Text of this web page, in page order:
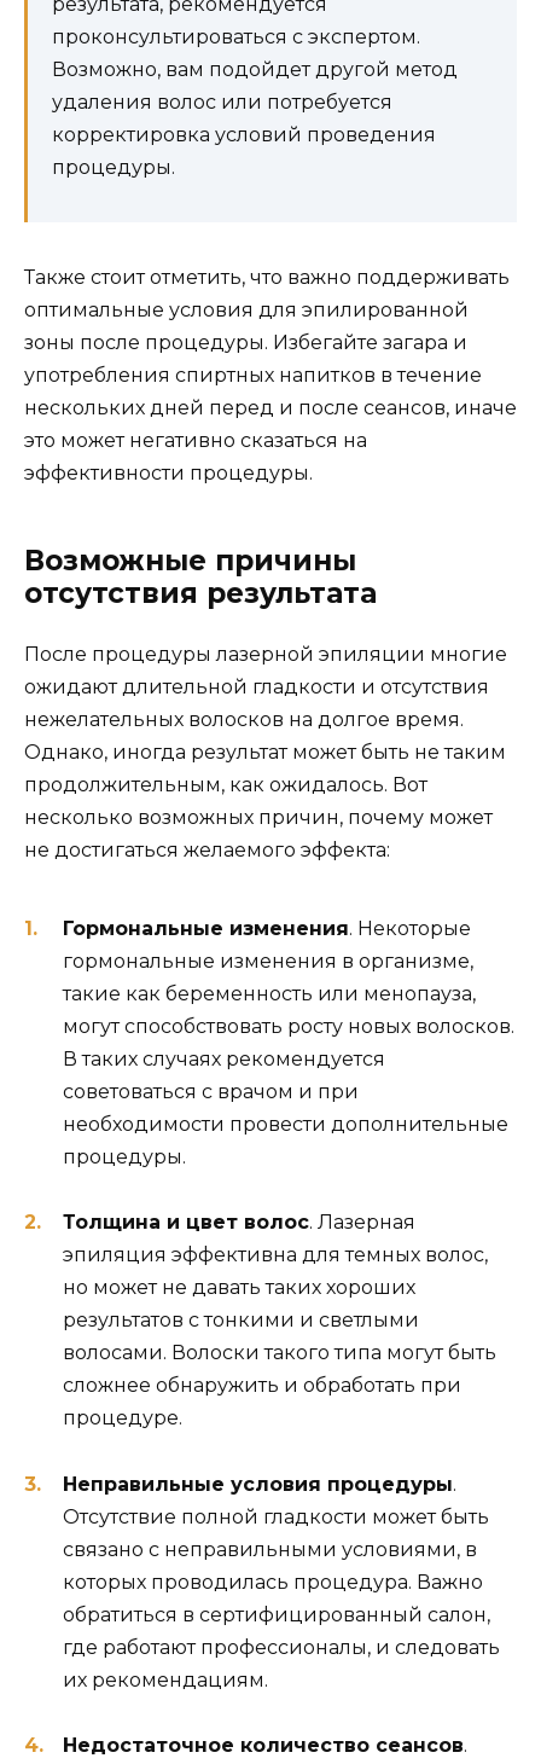
проконсультироваться с экспертом.
Возможно, вам подойдет другой метод
удаления волос или потребуется
корректировка условий проведения
процедуры.
Также стоит отметить, что важно поддерживать
оптимальные условия для эпилированной
зоны после процедуры. Избегайте загара и
употребления спиртных напитков в течение
нескольких дней перед и после сеансов, иначе
это может негативно сказаться на
эффективности процедуры.
Возможные причины
отсутствия результата
После процедуры лазерной эпиляции многие
ожидают длительной гладкости и отсутствия
нежелательных волосков на долгое время.
Однако, иногда результат может быть не таким
продолжительным, как ожидалось. Вот
несколько возможных причин, почему может
не достигаться желаемого эффекта:
Гормональные изменения. Некоторые
гормональные изменения в организме,
такие как беременность или менопауза,
могут способствовать росту новых волосков.
В таких случаях рекомендуется
советоваться с врачом и при
необходимости провести дополнительные
процедуры.
Толщина и цвет волос. Лазерная
эпиляция эффективна для темных волос,
но может не давать таких хороших
результатов с тонкими и светлыми
волосами. Волоски такого типа могут быть
сложнее обнаружить и обработать при
процедуре.
Неправильные условия процедуры.
Отсутствие полной гладкости может быть
связано с неправильными условиями, в
которых проводилась процедура. Важно
обратиться в сертифицированный салон,
где работают профессионалы, и следовать
их рекомендациям.
Недостаточное количество сеансов.